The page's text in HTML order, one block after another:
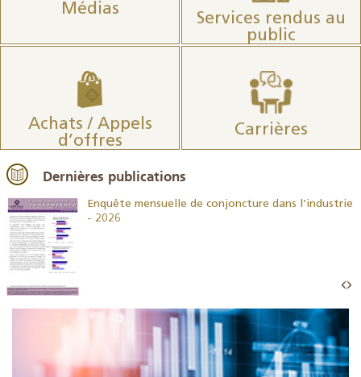
Médias
Services rendus au
public
Achats / Appels
d’offres
Carrières
Dernières publications
Enquête mensuelle de conjoncture dans l’industrie
- 2026